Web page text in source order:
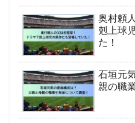
奥村頼
剋上球
た！
石垣元
親の職